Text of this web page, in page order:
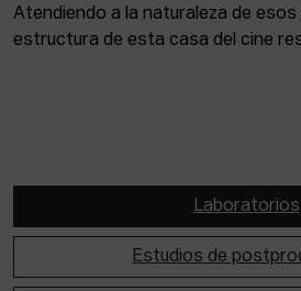
Atendiendo a la naturaleza de esos
estructura de esta casa del cine
Laboratorios
Estudios de